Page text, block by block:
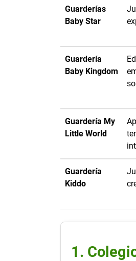
Guarderías
Baby Star
Guardería
Baby Kingdom
Guardería My
Little World
Guardería
Kiddo
1.